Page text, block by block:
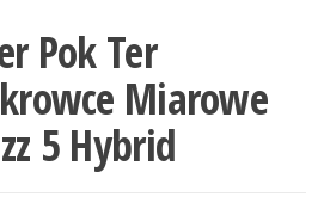
Pok Ter
Miarowe
5 Hybrid